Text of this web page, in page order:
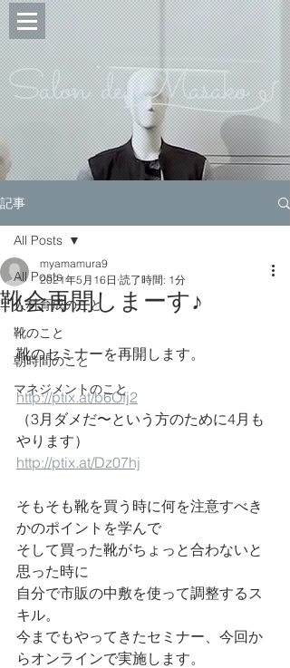
Salon de Masako
記事
All Posts
人材育成のこと
靴のこと
朝時間のこと
マネジメントのこと
All Posts
靴会再開しまーす♪
myamamura9
2021年5月16日 読了時間: 1分
靴のセミナーを再開します。
http://ptix.at/b6Ofj2
（3月ダメだ〜という方のために4月も
やります）
http://ptix.at/Dz07hj
そもそも靴を買う時に何を注意すべき
かのポイントを学んで
そして買った靴がちょっと合わないと
思った時に
自分で市販の中敷を使って調整するス
キル。
今までもやってきたセミナー、今回か
らオンラインで実施します。